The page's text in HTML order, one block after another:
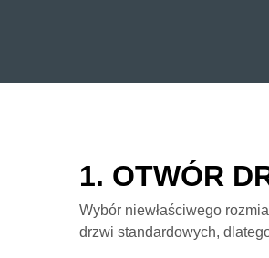
1. OTWÓR
Wybór niewłaściwego
drzwi standardowych,